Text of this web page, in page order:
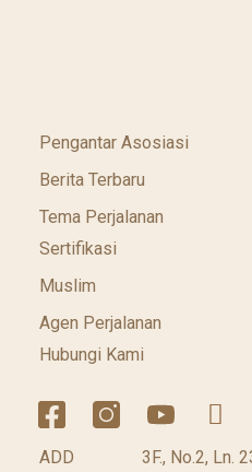
Pengantar Asosiasi
Berita Terbaru
Tema Perjalanan
Sertifikasi
Muslim
Agen Perjalanan
Hubungi Kami
ADD 3F., No.2, Ln.